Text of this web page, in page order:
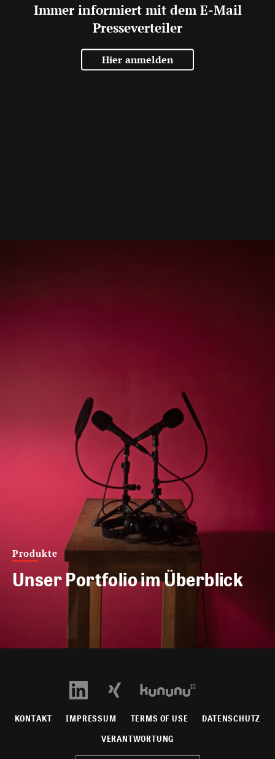
Immer informiert mit dem E-Mail
Presseverteiler
Hier anmelden
Produkte
Unser Portfolio im Überblick
KONTAKT IMPRESSUM TERMS OF USE DATENSCHUTZ
VERANTWORTUNG